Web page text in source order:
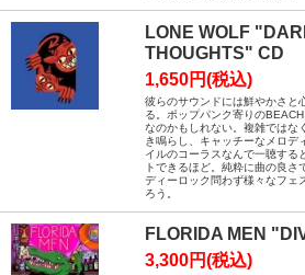
LONE WOLF
THOUGHTS" CD
1,650円(税込)
彼らのサウンドには鮮やかさと
る。ポップパンク寄りの
なのかもしれない。複雑ではな
き鳴らし、キャッチーなメロデ
イルのコーラスなんで一聴する
トできるほど。純粋に曲の良さ
ディーロック問わず様々なフェ
ろう。
FLORIDA MEN
3,300円(税込)